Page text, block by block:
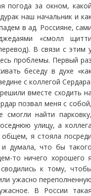
погода за окном,
наш начальник и
в ад. Россияне,
«смолл
В связи с этим
проблемы. Первый
беседу в духе
с коллегой
вместе сходить
позвал меня с
найти
улицу, а
я стояла
думала, что бы
то ничего хорошего
к тому,
ужасно
В России